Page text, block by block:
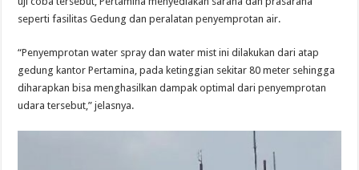
seperti fasilitas Gedung dan peralatan penyemprotan air.
“Penyemprotan water spray dan water mist ini dilakukan dari atap
gedung kantor Pertamina, pada ketinggian sekitar 80 meter sehingga
diharapkan bisa menghasilkan dampak optimal dari penyemprotan
udara tersebut,” jelasnya.